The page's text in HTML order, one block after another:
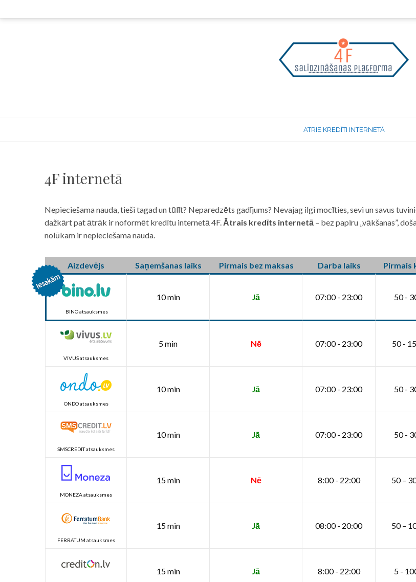
to
ATRIE KREDĪTI INTERNETĀ
4F internetā
Nepieciešama nauda, tieši tagad un tūlīt? Neparedzēts gadījums? Nevajag ilgi mocīties, sevi un savus
dažkārt pat ātrāk ir noformēt kredītu internetā 4F. Ātrais kredīts internetā – bez papīru „vākšanas”,
nolūkam ir nepieciešama nauda.
Aizdevējs Saņemšanas laiks Pirmais bez maksas Darba laiks Pirmais
BINO atsauksmes
10 min Jā 07:00 - 23:00 50 -
VIVUS atsauksmes
5 min Nē 07:00 - 23:00 50 -
ONDO atsauksmes
10 min Jā 07:00 - 23:00 50 -
SMSCREDIT atsauksmes
10 min Jā 07:00 - 23:00 50 -
MONEZA atsauksmes
15 min Nē 8:00 - 22:00 50 –
FERRATUM atsauksmes
15 min Jā 08:00 - 20:00 50 –
15 min Jā 8:00 - 22:00 5 -